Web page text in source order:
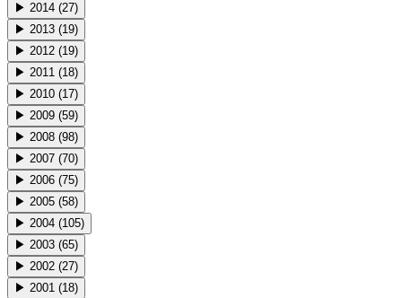
▶ 2014 (27)
▶ 2013 (19)
▶ 2012 (19)
▶ 2011 (18)
▶ 2010 (17)
▶ 2009 (59)
▶ 2008 (98)
▶ 2007 (70)
▶ 2006 (75)
▶ 2005 (58)
▶ 2004 (105)
▶ 2003 (65)
▶ 2002 (27)
▶ 2001 (18)